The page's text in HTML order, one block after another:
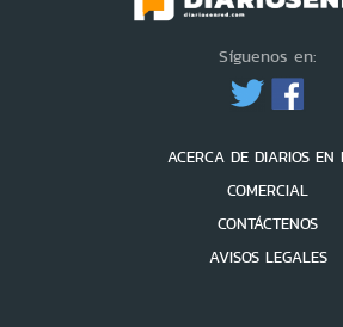
Síguenos en:
ACERCA DE DIARIOS EN
COMERCIAL
CONTÁCTENOS
AVISOS LEGALES